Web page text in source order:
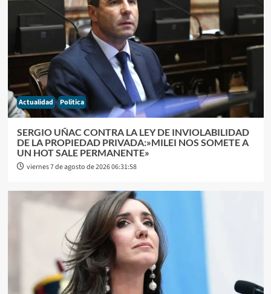
Actualidad Politica
SERGIO UÑAC CONTRA LA LEY DE INVIOLABILIDAD
DE LA PROPIEDAD PRIVADA:»MILEI NOS SOMETE A
UN HOT SALE PERMANENTE»
viernes 7 de agosto de 2026 06:31:58